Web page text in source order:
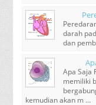
darah
dan
Apa Saja
memiliki
kemudian akan m ...